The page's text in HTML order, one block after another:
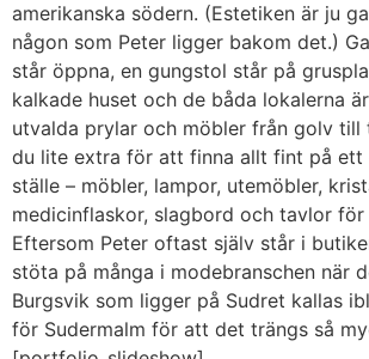
amerikanska södern. (Estetiken är ju
någon som Peter ligger bakom det.)
står öppna, en gungstol står på
kalkade huset och de båda lokalerna
utvalda prylar och möbler från golv till
du lite extra för att finna allt fint på ett
ställe – möbler, lampor, utemöbler,
medicinflaskor, slagbord och tavlor för
Eftersom Peter oftast själv står i
stöta på många i modebranschen när
Burgsvik som ligger på Sudret kallas
för Sudermalm för att det trängs så